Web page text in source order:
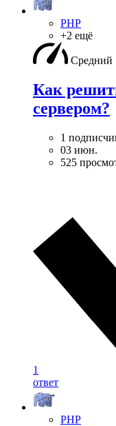
PHP
+2 ещё
Средний
Как
сервером?
1
03 июн.
525
1
ответ
PHP